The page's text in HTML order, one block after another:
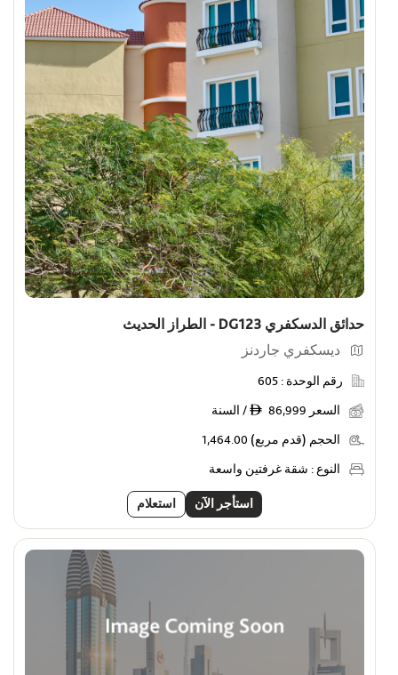
عروض
أظهر الوحدات التي عليها عروض خاصة
الوحدات المميزة للأفراد
أظهر وحدات الأفراد
حدائق الدسكفري DG123 - الطراز الحديث
ديسكفري جاردنز
رقم الوحدة : 605
السعر ê 86,999 / السنة
الحجم (قدم مربع) 1,464.00
النوع : شقة غرفتين واسعة
استأجر الآن استعلام